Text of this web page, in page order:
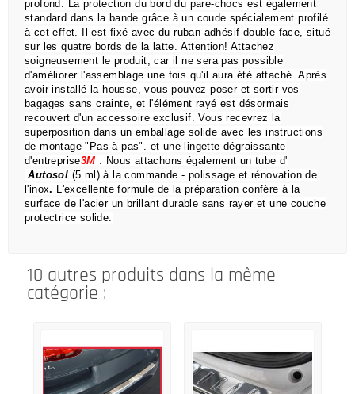
profond. La protection du bord du pare-chocs est également
standard dans la bande grâce à un coude spécialement profilé
à cet effet.
Il est fixé avec du ruban adhésif double face, situé
sur les quatre bords de la latte. Attention!Attachez
soigneusement le produit, car il ne sera pas possible
d'améliorer l'assemblage une fois qu'il aura été attaché.Après
avoir installé la housse, vous pouvez poser et sortir vos
bagages sans crainte, et l'élément rayé est désormais
recouvert d'un accessoire exclusif.Vous recevrez la
superposition dans un emballage solide avec les instructions
de montage "Pas à pas". et une lingette dégraissante
d'entreprise3M . Nous attachons également un tube d'
Autosol (5 ml) à la commande - polissage et rénovation de
l'inox. L'excellente formule de la préparation confère à la
surface de l'acier un brillant durable sans rayer et une couche
protectrice solide.
10 autres produits dans la même
catégorie :